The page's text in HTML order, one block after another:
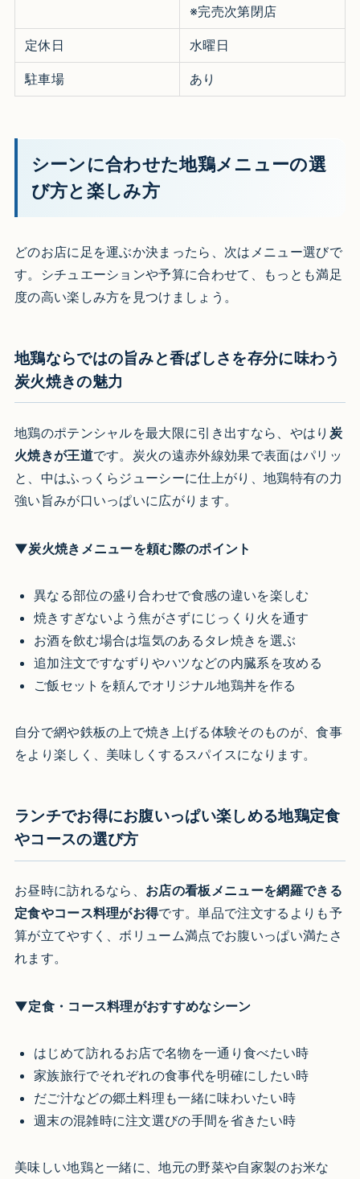
※完売次第閉店
定休日 水曜日
駐車場 あり
シーンに合わせた地鶏メニューの選
び方と楽しみ方
どのお店に足を運ぶか決まったら、次はメニュー選びで
す。シチュエーションや予算に合わせて、もっとも満足
度の高い楽しみ方を見つけましょう。
地鶏ならではの旨みと香ばしさを存分に味わう
炭火焼きの魅力
地鶏のポテンシャルを最大限に引き出すなら、やはり 炭
火焼きが王道です。炭火の遠赤外線効果で表面はパリッ
と、中はふっくらジューシーに仕上がり、地鶏特有の力
強い旨みが口いっぱいに広がります。
▼炭火焼きメニューを頼む際のポイント
異なる部位の盛り合わせで食感の違いを楽しむ
焼きすぎないよう焦がさずにじっくり火を通す
お酒を飲む場合は塩気のあるタレ焼きを選ぶ
追加注文ですなずりやハツなどの内臓系を攻める
ご飯セットを頼んでオリジナル地鶏丼を作る
自分で網や鉄板の上で焼き上げる体験そのものが、食事
をより楽しく、美味しくするスパイスになります。
ランチでお得にお腹いっぱい楽しめる地鶏定食
やコースの選び方
お昼時に訪れるなら、 お店の看板メニューを網羅できる
定食やコース料理がお得です。単品で注文するよりも予
算が立てやすく、ボリューム満点でお腹いっぱい満たさ
れます。
▼定食・コース料理がおすすめなシーン
はじめて訪れるお店で名物を一通り食べたい時
家族旅行でそれぞれの食事代を明確にしたい時
だご汁などの郷土料理も一緒に味わいたい時
週末の混雑時に注文選びの手間を省きたい時
美味しい地鶏と一緒に、地元の野菜や自家製のお米な